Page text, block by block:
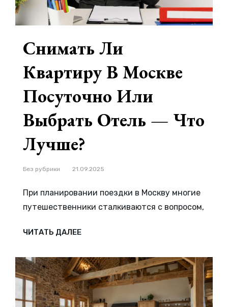
Снимать Ли
Квартиру В Москве
Посуточно Или
Выбрать Отель — Что
Лучше?
Рубрики
Без рубрики 21.09.2025
При планировании поездки в Москву многие
путешественники сталкиваются с вопросом,
ЧИТАТЬ ДАЛЕЕСНИМАТЬ
ЛИ
ВЫБРАТЬ
ОТЕЛЬ
—
ЧТО
ЛУЧШЕ?